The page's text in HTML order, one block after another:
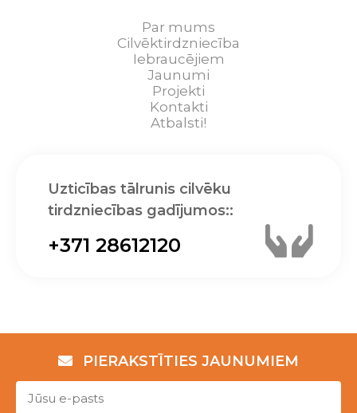
Par mums
Cilvēktirdzniecība
Iebraucējiem
Jaunumi
Projekti
Kontakti
Atbalsti!
Uzticības tālrunis cilvēku
tirdzniecības gadījumos::
+371 28612120
PIERAKSTĪTIES JAUNUMIEM